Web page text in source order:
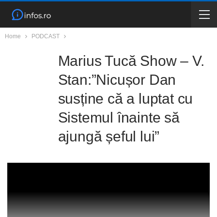
Home PODCAST
Marius Tucă Show – V.
Stan:”Nicușor Dan
susține că a luptat cu
Sistemul înainte să
ajungă șeful lui”